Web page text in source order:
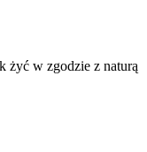
żyć w zgodzie z naturą